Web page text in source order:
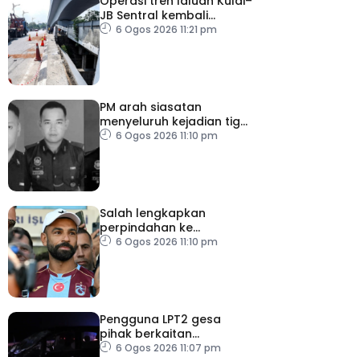
JB Sentral kembali
beroperasi
6 Ogos 2026 11:21 pm
PM arah siasatan
menyeluruh kejadian tiga
anggota polis maut
6 Ogos 2026 11:10 pm
Salah lengkapkan
perpindahan ke
Trabzonspor
6 Ogos 2026 11:10 pm
Pengguna LPT2 gesa
pihak berkaitan
pertingkat keselamatan
6 Ogos 2026 11:07 pm